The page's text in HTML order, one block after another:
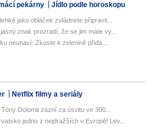
pekárny Jídlo podle horoskopu
jako obláček zvládnete připravit...
znak prozradí, že se jim máte vy...
neunaví: Zkuste k zelenině přida...
Netflix filmy a seriály
Dolomit zazní za úsvitu ve 300...
jedno z nejdražších v Evropě! Lev...